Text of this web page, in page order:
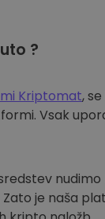
?
Kriptomat,
Vsak
je naša